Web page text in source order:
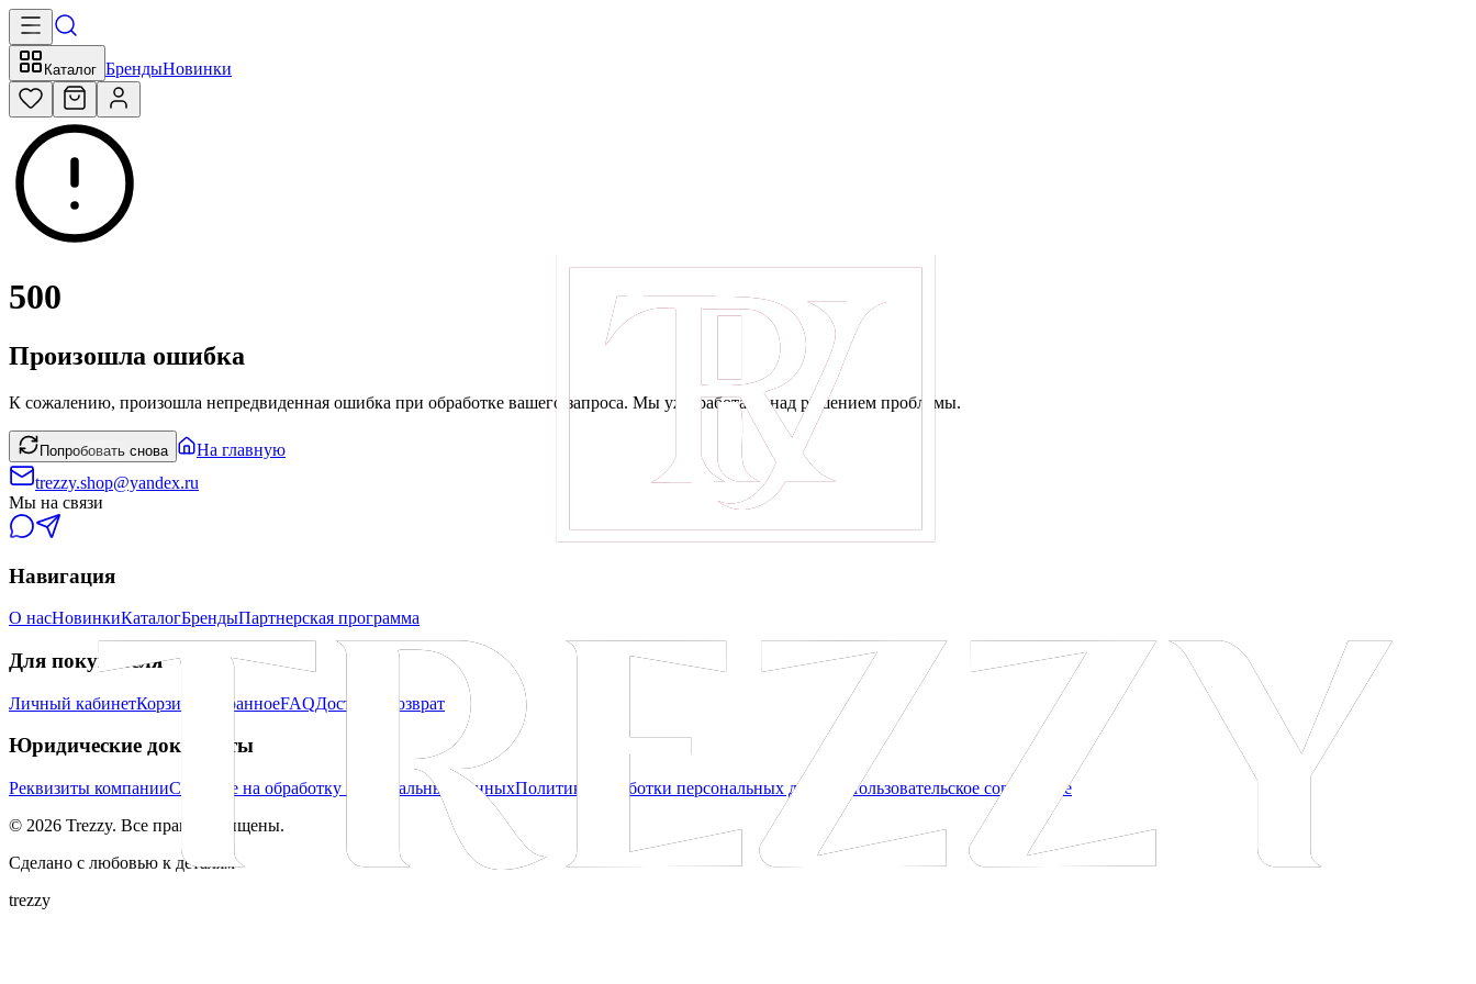
Каталог БрендыНовинки
500
Произошла ошибка
К сожалению, произошла непредвиденная ошибка при обработке вашего запроса. Мы уже работаем над решением проблемы.
Попробовать снова
На главную
trezzy.shop@yandex.ru
Мы на связи
Навигация
О насНовинкиКаталогБрендыПартнерская программа
Для покупателя
Личный кабинетКорзина ИзбранноеFAQДоставка Возврат
Юридические документы
Реквизиты компанииСогласие на обработку персональных данныхПолитика обработки персональных данных
Пользовательское соглашение
© 2026 Trezzy. Все права защищены.
Сделано с любовью к деталям
trezzy